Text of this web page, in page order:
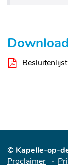
© Kapelle-op-
Proclaimer